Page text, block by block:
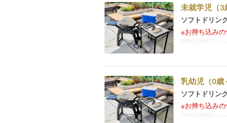
未就学児（3
ソフトドリン
※お持ち込み
Date valide 01
乳幼児（0歳
ソフトドリン
※お持ち込み
Date valide 01